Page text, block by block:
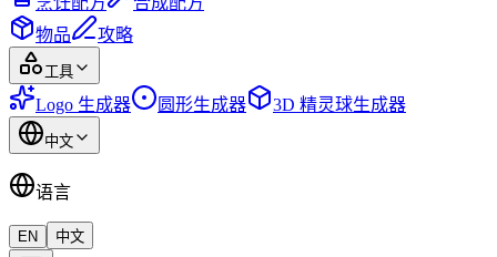
物品
攻略
工具
Logo 生成器 圆形生成器 3D 精灵球生成器
中文
语言
EN 中文